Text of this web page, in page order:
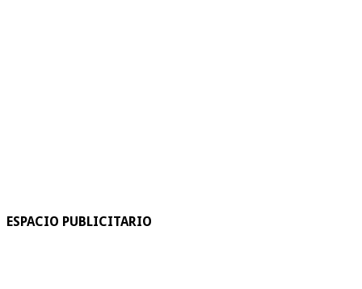
ESPACIO PUBLICITARIO